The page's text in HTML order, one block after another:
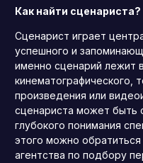
Как найти сценариста?
Сценарист играет
успешного и
именно сценарий лежит
кинематографического,
произведения или
сценариста может быть
глубокого понимания
этого можно
агентства по подбору